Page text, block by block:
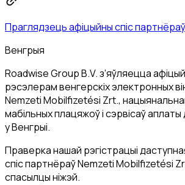
Праглядзець афіцыйны спіс партнёраў
Венгрыя
Roadwise Group B.V. з’яўляецца
рэсэлерам венгерскіх электронных
Nemzeti Mobilfizetési Zrt.,
мабільных плацяжоў і сэрвісаў
у Венгрыі.
Праверка нашай рэгістрацыі
спіс партнёраў Nemzeti Mobilfizetési
спасылцы ніжэй.